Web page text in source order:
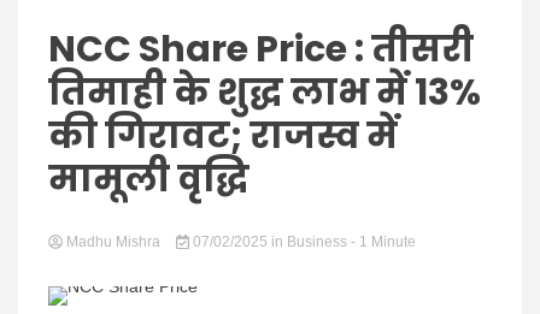
Hindi
News
NCC Share Price : तीसरी
तिमाही के शुद्ध लाभ में 13%
की गिरावट; राजस्व में
मामूली वृद्धि
Madhu Mishra 07/02/2025 in Business - 1 Minute